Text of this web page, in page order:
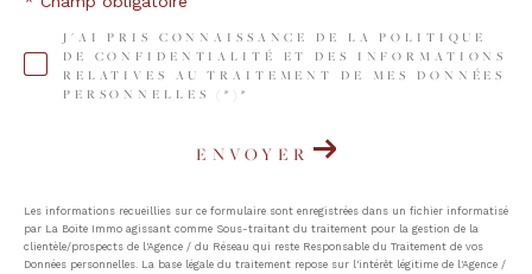
J'AI PRIS CONNAISSANCE DE LA POLITIQUE
DE CONFIDENTIALITÉ ET DES INFORMATIONS
RELATIVES AU TRAITEMENT DE MES DONNÉES
PERSONNELLES (*)*
ENVOYER
Les informations recueillies sur ce formulaire sont enregistrées dans un fichier informatisé
par La Boite Immo agissant comme Sous-traitant du traitement pour la gestion de la
clientèle/prospects de l'Agence / du Réseau qui reste Responsable du Traitement de vos
Données personnelles. La base légale du traitement repose sur l'intérêt légitime de l'Agence /